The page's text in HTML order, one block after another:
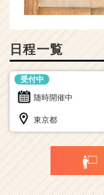
日程一覧
随時開催中
受付中
東京都